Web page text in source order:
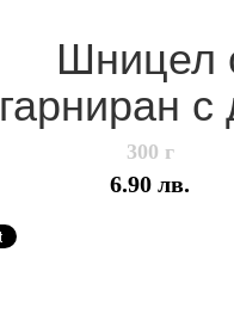
Шницел
гарниран
300 г
6.90 лв.